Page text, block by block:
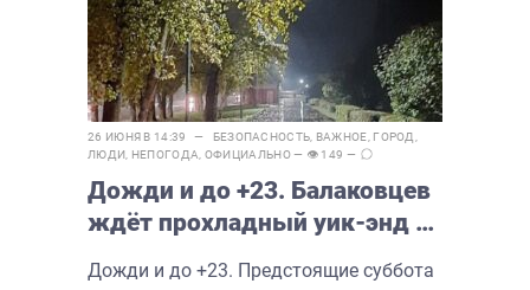
26 ИЮНЯ В 14:39 — БЕЗОПАСНОСТЬ ВАЖНОЕ ГОРОД
ЛЮДИ НЕПОГОДА ОФИЦИАЛЬНО— 👁 149 —
Дожди и до +23. Балаковцев
ждёт прохладный уик-энд с
Дожди и до +23. Предстоящие суббота